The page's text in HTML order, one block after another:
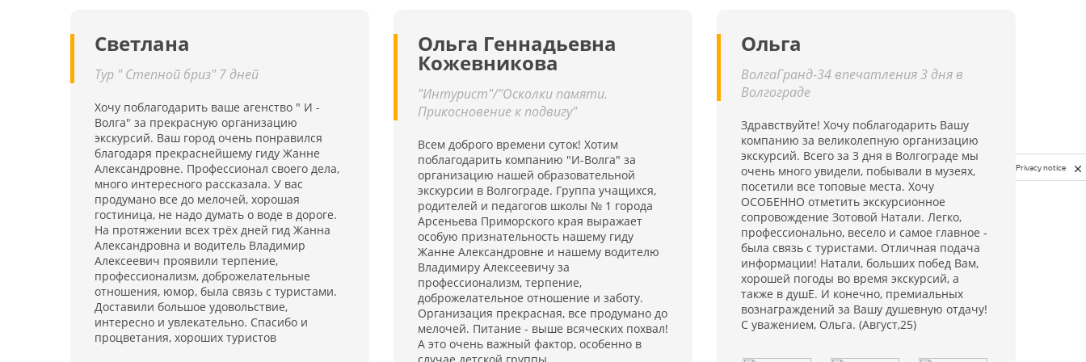
Светлана
Тур " Степной бриз" 7 дней
Хочу поблагодарить ваше агенство " И -
Волга" за прекрасную организацию
экскурсий. Ваш город очень понравился
благодаря прекраснейшему гиду Жанне
Александровне. Профессионал своего дела,
много интересного рассказала. У вас
продумано все до мелочей, хорошая
гостиница, не надо думать о воде в дороге.
На протяжении всех трёх дней гид Жанна
Александровна и водитель Владимир
Алексеевич проявили терпение,
профессионализм, доброжелательные
отношения, юмор, была связь с туристами.
Доставили большое удовольствие,
интересно и увлекательно. Спасибо и
процветания, хороших туристов
Ольга Геннадьевна
Кожевникова
"Интурист"/"Осколки памяти.
Прикосновение к подвигу"
Всем доброго времени суток! Хотим
поблагодарить компанию "И-Волга" за
организацию нашей образовательной
экскурсии в Волгограде. Группа учащихся,
родителей и педагогов школы № 1 города
Арсеньева Приморского края выражает
особую признательность нашему гиду
Жанне Александровне и нашему водителю
Владимиру Алексеевичу за
профессионализм, терпение,
доброжелательное отношение и заботу.
Организация прекрасная, все продумано до
мелочей. Питание - выше всяческих похвал!
А это очень важный фактор, особенно в
Ольга
ВолгаГранд-34 впечатления 3 дня в
Волгограде
Здравствуйте! Хочу поблагодарить Вашу
компанию за великолепную организацию
экскурсий. Всего за 3 дня в Волгограде мы
очень много увидели, побывали в музеях,
посетили все топовые места. Хочу
ОСОБЕННО отметить экскурсионное
сопровождение Зотовой Натали. Легко,
профессионально, весело и самое главное -
была связь с туристами. Отличная подача
информации! Натали, больших побед Вам,
хорошей погоды во время экскурсий, а
также в душЕ. И конечно, премиальных
вознаграждений за Вашу душевную отдачу!
С уважением, Ольга. (Август,25)
Privacy notice